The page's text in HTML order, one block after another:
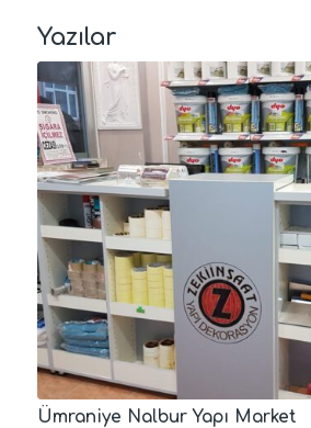
Yazılar
Ümraniye Nalbur Yapı Market